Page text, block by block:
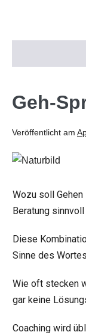
Geh-
Veröffentlicht am
Wozu soll
Beratung
Diese
Sinne des
Wie oft stecken
gar keine
Coaching wird